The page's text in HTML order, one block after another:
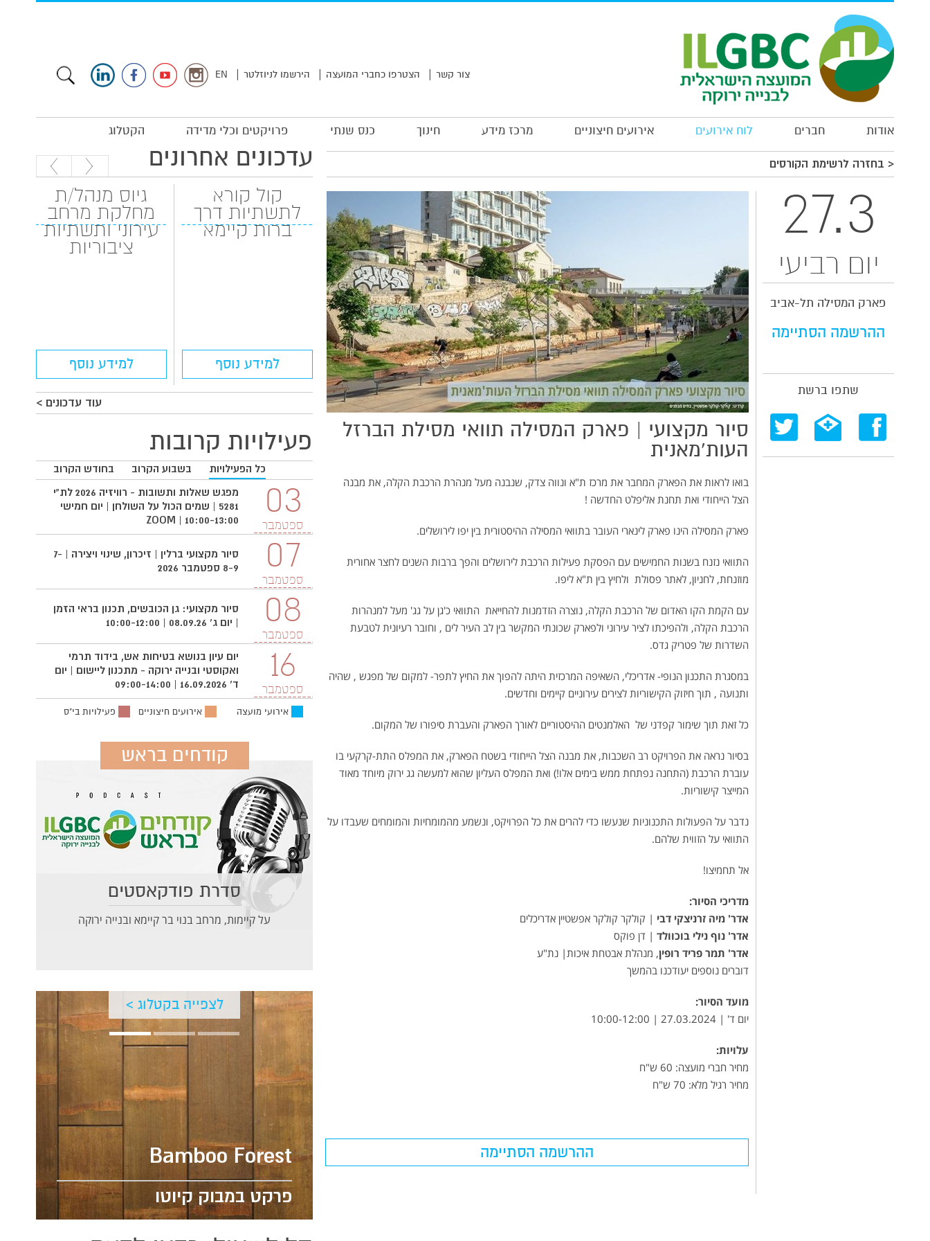
EN | הירשמו לניוזלטר | הצטרפו כחברי המועצה | צור קשר
אודות חברים לוח אירועים אירועים חיצוניים מרכז מידע חינוך כנס שנתי פרויקטים וכלי מדידה הקטלוג
< בחזרה לרשימת הקורסים
27.3
יום רביעי
פארק המסילה תל-אביב
ההרשמה הסתיימה
שתפו ברשת
סיור מקצועי | פארק המסילה תוואי מסילת הברזל
העות'מאנית
בואו לראות את הפארק המחבר את מרכז ת"א ונווה צדק, שנבנה מעל מנהרת הרכבת הקלה, את מבנה
הצל הייחודי ואת תחנת אליפלט החדשה !
פארק המסילה הינו פארק לינארי העובר בתוואי המסילה ההיסטורית בין יפו לירושלים.
התוואי נזנח בשנות החמישים עם הפסקת פעילות הרכבת לירושלים והפך ברבות השנים לחצר אחורית
מוזנחת, לחניון, לאתר פסולת ולחיץ בין ת"א ליפו.
עם הקמת הקו האדום של הרכבת הקלה, נוצרה הזדמנות להחייאת התוואי כ'גן על גג' מעל למנהרות
הרכבת הקלה, ולהפיכתו לציר עירוני ולפארק שכונתי המקשר בין לב העיר לים , וחובר רעיונית לטבעת
השדרות של פטריק גדס.
במסגרת התכנון הנופי- אדריכלי, השאיפה המרכזית היתה להפוך את החיץ לתפר- למקום של מפגש , שהיה
ותנועה , תוך חיזוק הקישוריות לצירים עירוניים קיימים וחדשים.
כל זאת תוך שימור קפדני של האלמנטים ההיסטוריים לאורך הפארק והעברת סיפורו של המקום.
בסיור נראה את הפרויקט רב השכבות, את מבנה הצל הייחודי בשטח הפארק, את המפלס התת-קרקעי בו
עוברת הרכבת (התחנה נפתחת ממש בימים אלו!) ואת המפלס העליון שהוא למעשה גג ירוק מיוחד מאוד
המייצר קישוריות.
נדבר על הפעולות התכנוניות שנעשו כדי להרים את כל הפרויקט, ונשמע מהמומחיות והמומחים שעבדו על
התוואי על הזווית שלהם.
אל תחמיצו!
מדריכי הסיור:
אדר' מיה זרניצקי דבי | קולקר קולקר אפשטיין אדריכלים
אדר' נוף נילי בוכוולד | דן פוקס
אדר' תמר פריד רופין, מנהלת אבטחת איכות| נת"ע
דוברים נוספים יעודכנו בהמשך
מועד הסיור:
יום ד' | 27.03.2024 | 10:00-12:00
עלויות:
מחיר חברי מועצה: 60 ש"ח
מחיר רגיל מלא: 70 ש"ח
ההרשמה הסתיימה
עדכונים אחרונים
קול קורא
לתשתיות דרך
ברות קיימא
למידע נוסף
גיוס מנהל/ת
מחלקת מרחב
עירוני ותשתיות
ציבוריות
למידע נוסף
עוד עדכונים >
פעילויות קרובות
בחודש הקרוב בשבוע הקרוב כל הפעילויות
03
ספטמבר
מפגש שאלות ותשובות - רוויזיה 2026 לת"י
5281 | שמים הכול על השולחן | יום חמישי
10:00-13:00 | ZOOM
07
ספטמבר
סיור מקצועי ברלין | זיכרון, שינוי ויצירה | 7-
8-9 ספטמבר 2026
08
ספטמבר
סיור מקצועי: גן הכובשים, תכנון בראי הזמן
| יום ג' 08.09.26 | 10:00-12:00
16
ספטמבר
יום עיון בנושא בטיחות אש, בידוד תרמי
ואקוסטי ובנייה ירוקה - מתכנון ליישום | יום
ד' 16.09.2026 | 09:00-14:00
אירועי מועצה אירועים חיצוניים פעילויות בי"ס
קודחים בראש
סדרת פודקאסטים
על קיימות, מרחב בנוי בר קיימא ובנייה ירוקה
לצפייה בקטלוג >
החשמל ולהתייעלות אנרגטית
CLEARGREY WETLAND
Bamboo Forest
פרקט במבוק קיוטו
*
*